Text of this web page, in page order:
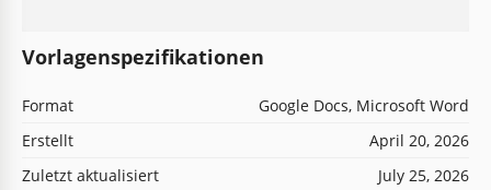
Vorlagenspezifikationen
Format
Google Docs, Microsoft Word
Erstellt
April 20, 2026
Zuletzt aktualisiert
July 25, 2026